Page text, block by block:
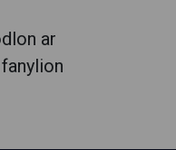
ar